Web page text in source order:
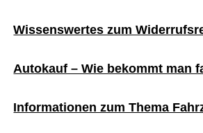
Wissenswertes zum
Autokauf – Wie bekommt man
Informationen zum Thema